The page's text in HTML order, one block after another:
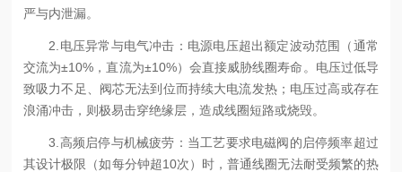
严与内泄漏。
2.电压异常与电气冲击：电源电压超出额定波动范围（通常
交流为±10%，直流为±10%）会直接威胁线圈寿命。电压过低导
致吸力不足、阀芯无法到位而持续大电流发热；电压过高或存在
浪涌冲击，则极易击穿绝缘层，造成线圈短路或烧毁。
3.高频启停与机械疲劳：当工艺要求电磁阀的启停频率超过
其设计极限（如每分钟超10次）时，普通线圈无法耐受频繁的热